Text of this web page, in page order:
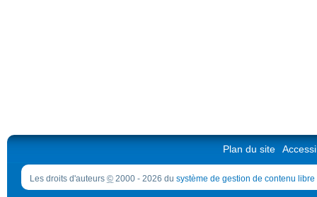
Plan du site
Les droits d'auteurs © 2000 - 2026 du système de gestion de contenu libre